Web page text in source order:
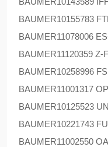
BAUMER10155783
BAUMER11078006
BAUMER11120359 Z-
BAUMER10258996
BAUMER11001317
BAUMER10125523
BAUMER10221743
BAUMER11002550